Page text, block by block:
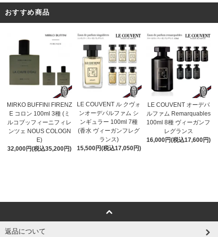
おすすめ商品
MIRKO BUFFINI FIRENZ
E コロン 100ml 3種 (ミ
ルコブッフィーニフィレ
ンツェ NOUS COLOGN
E)
32,000円(税込35,200円)
LE COUVENT ル クヴォ
ンオーデパルファム シ
ンギュラー 100ml 7種
(香水 ヴィーガンフレグ
ランス)
15,500円(税込17,050円)
LE COUVENT オーデパ
ルファム Remarquables
100ml 8種 ヴィーガンフ
レグランス
16,000円(税込17,600円)
返品について